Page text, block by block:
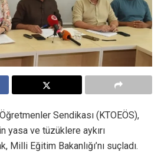
Sendikası (KTOEÖS),
yasa ve tüzüklere aykırı
Milli Eğitim Bakanlığı’nı suçladı.